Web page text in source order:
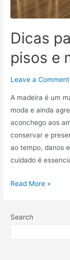
Dicas
pisos e
Leave a Comment
A madeira é um
moda e ainda
aconchego aos
conservar e
ao tempo, danos
cuidado é
Read More »
Search